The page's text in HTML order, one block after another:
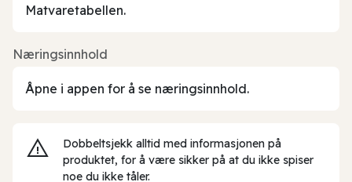
Matvaretabellen.
Næringsinnhold
Åpne i appen for å se næringsinnhold.
Dobbeltsjekk alltid med informasjonen på
produktet, for å være sikker på at du ikke spiser
noe du ikke tåler.